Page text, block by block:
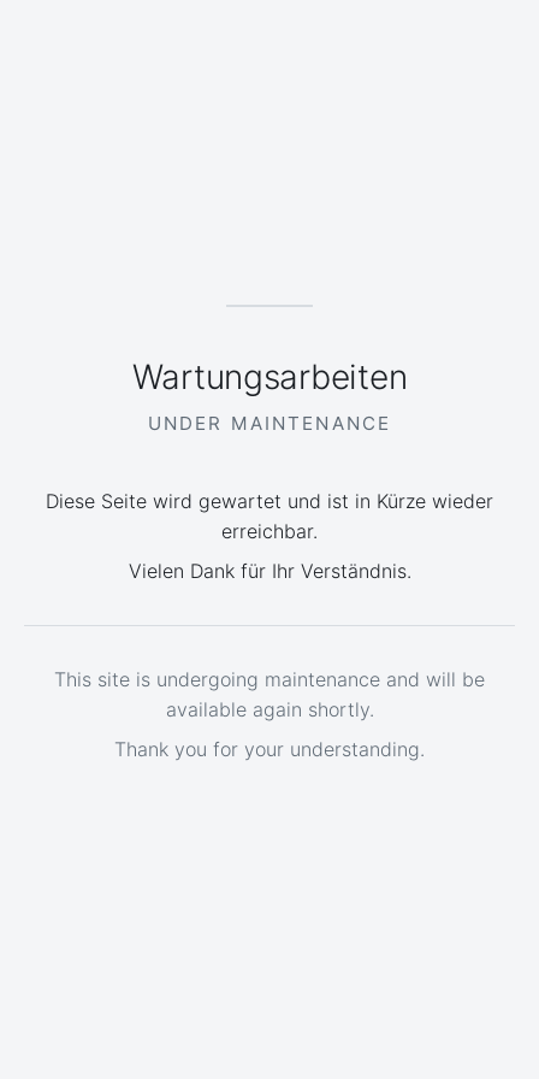
Wartungsarbeiten
UNDER MAINTENANCE
Diese Seite wird gewartet und ist in Kürze wieder
erreichbar.
Vielen Dank für Ihr Verständnis.
This site is undergoing maintenance and will be
available again shortly.
Thank you for your understanding.